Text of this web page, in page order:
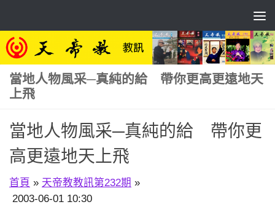
當地人物風采─真純的給 帶你更高更遠地天
上飛
當地人物風采─真純的給 帶你更
高更遠地天上飛
首頁 » 天帝教教訊第232期 »
2003-06-01 10:30